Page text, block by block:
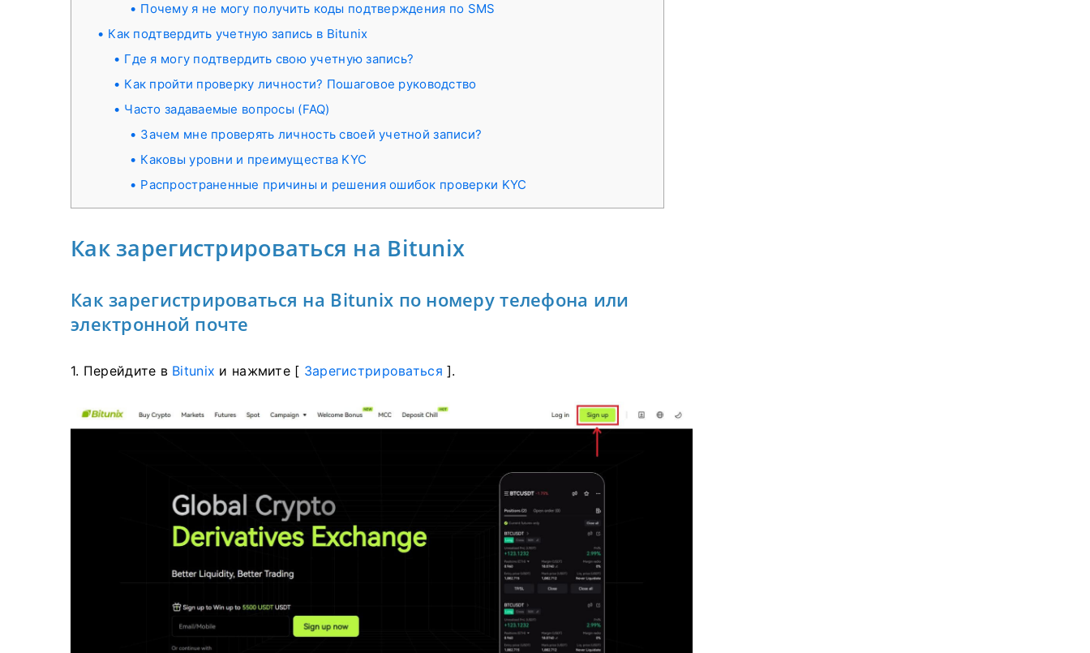
Почему я не могу получить коды подтверждения по SMS
Как подтвердить учетную запись в Bitunix
Где я могу подтвердить свою учетную запись?
Как пройти проверку личности? Пошаговое руководство
Часто задаваемые вопросы (FAQ)
Зачем мне проверять личность своей учетной записи?
Каковы уровни и преимущества KYC
Распространенные причины и решения ошибок проверки KYC
Как зарегистрироваться на Bitunix
Как зарегистрироваться на Bitunix по номеру телефона или
электронной почте
1. Перейдите в Bitunix и нажмите [ Зарегистрироваться ].